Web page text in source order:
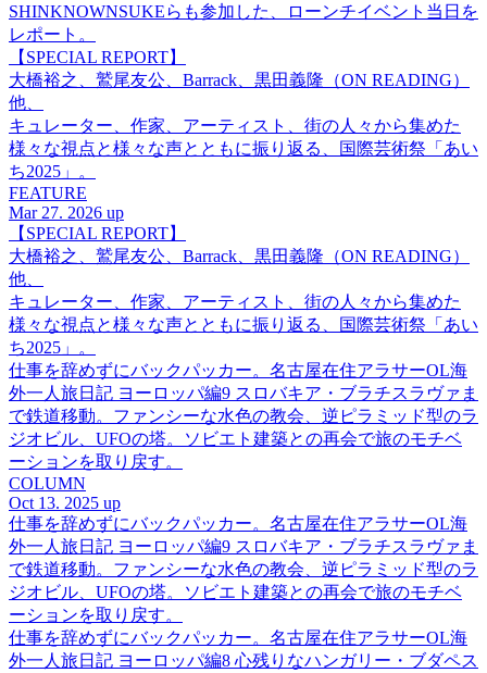
SHINKNOWNSUKEらも参加した、ローンチイベント当日を
レポート。
【SPECIAL REPORT】
大橋裕之、鷲尾友公、Barrack、黒田義隆（ON READING）
他、
キュレーター、作家、アーティスト、街の人々から集めた
様々な視点と様々な声とともに振り返る、国際芸術祭「あい
ち2025」。
FEATURE
Mar 27. 2026 up
【SPECIAL REPORT】
大橋裕之、鷲尾友公、Barrack、黒田義隆（ON READING）
他、
キュレーター、作家、アーティスト、街の人々から集めた
様々な視点と様々な声とともに振り返る、国際芸術祭「あい
ち2025」。
仕事を辞めずにバックパッカー。名古屋在住アラサーOL海
外一人旅日記 ヨーロッパ編9 スロバキア・ブラチスラヴァま
で鉄道移動。ファンシーな水色の教会、逆ピラミッド型のラ
ジオビル、UFOの塔。ソビエト建築との再会で旅のモチベ
ーションを取り戻す。
COLUMN
Oct 13. 2025 up
仕事を辞めずにバックパッカー。名古屋在住アラサーOL海
外一人旅日記 ヨーロッパ編9 スロバキア・ブラチスラヴァま
で鉄道移動。ファンシーな水色の教会、逆ピラミッド型のラ
ジオビル、UFOの塔。ソビエト建築との再会で旅のモチベ
ーションを取り戻す。
仕事を辞めずにバックパッカー。名古屋在住アラサーOL海
外一人旅日記 ヨーロッパ編8 心残りなハンガリー・ブダペス